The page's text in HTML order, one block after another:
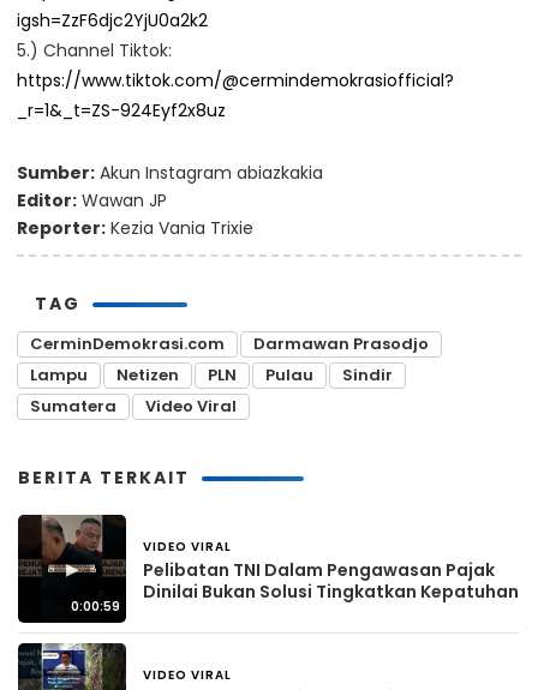
igsh=ZzF6djc2YjU0a2k2
5.) Channel Tiktok:
https://www.tiktok.com/@cermindemokrasiofficial?
_r=1&_t=ZS-924Eyf2x8uz
Sumber: Akun Instagram abiazkakia
Editor: Wawan JP
Reporter: Kezia Vania Trixie
TAG
CerminDemokrasi.com
Darmawan Prasodjo
Lampu
Netizen PLN Pulau
Sindir
Sumatera
Video Viral
BERITA TERKAIT
▶
0:00:59
VIDEO VIRAL
Pelibatan TNI Dalam Pengawasan Pajak
Dinilai Bukan Solusi Tingkatkan Kepatuhan
VIDEO VIRAL